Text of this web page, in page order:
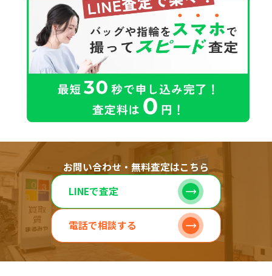
お問い合わせ・無料査定はこちら
LINEで査定
電話で相談する